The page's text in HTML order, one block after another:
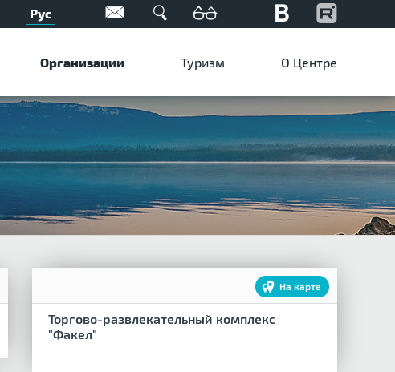
Рус
Организации Туризм О Центре
На карте
Торгово-развлекательный комплекс
"Факел"